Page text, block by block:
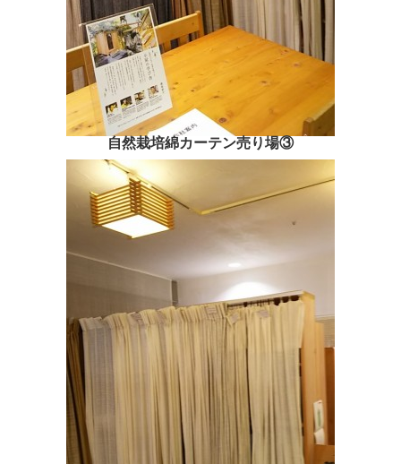
自然栽培綿カーテン売り場③